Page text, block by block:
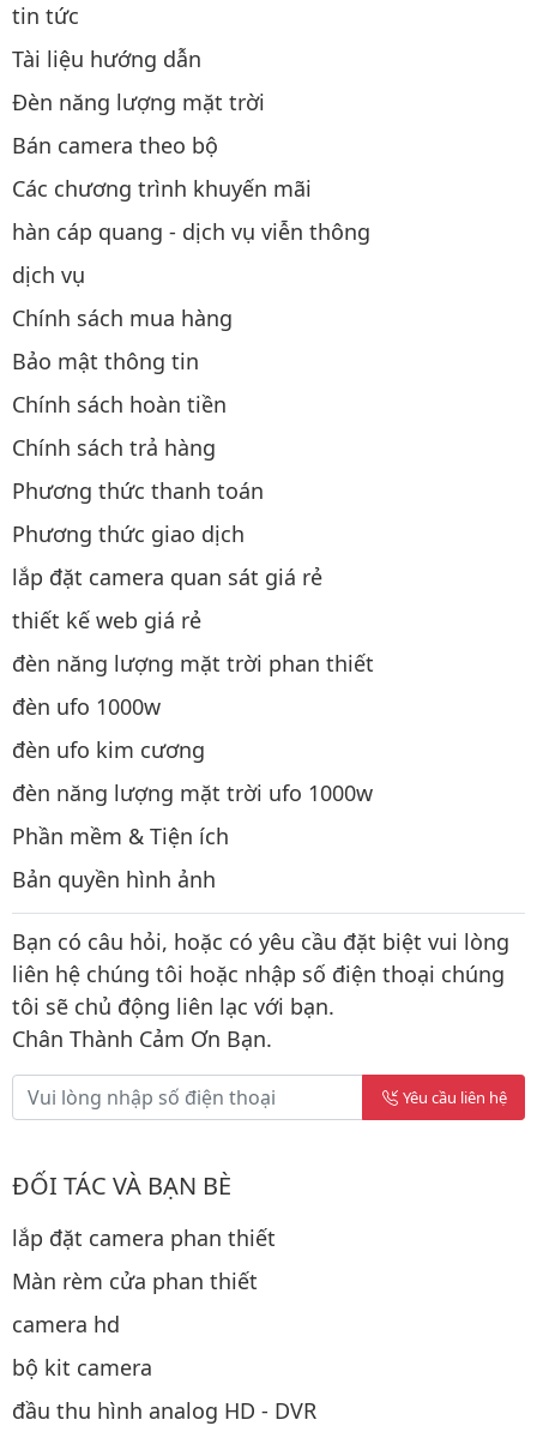
tin tức
Tài liệu hướng dẫn
Đèn năng lượng mặt trời
Bán camera theo bộ
Các chương trình khuyến mãi
hàn cáp quang - dịch vụ viễn thông
dịch vụ
Chính sách mua hàng
Bảo mật thông tin
Chính sách hoàn tiền
Chính sách trả hàng
Phương thức thanh toán
Phương thức giao dịch
lắp đặt camera quan sát giá rẻ
thiết kế web giá rẻ
đèn năng lượng mặt trời phan thiết
đèn ufo 1000w
đèn ufo kim cương
đèn năng lượng mặt trời ufo 1000w
Phần mềm & Tiện ích
Bản quyền hình ảnh
Bạn có câu hỏi, hoặc có yêu cầu đặt biệt vui lòng
liên hệ chúng tôi hoặc nhập số điện thoại chúng
tôi sẽ chủ động liên lạc với bạn.
Chân Thành Cảm Ơn Bạn.
Yêu cầu liên hệ
ĐỐI TÁC VÀ BẠN BÈ
lắp đặt camera phan thiết
Màn rèm cửa phan thiết
camera hd
bộ kit camera
đầu thu hình analog HD - DVR